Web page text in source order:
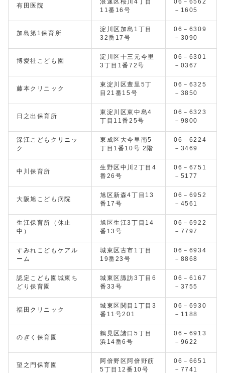
有田医院
浪速区桜川4丁目
11番16号
06－6562
－1605
加島第1保育所
淀川区加島1丁目
32番17号
06－6309
－3090
博愛社こども園
淀川区十三元今里
3丁目1番72号
06－6301
－0367
藤本クリニック
東淀川区豊里5丁
目21番15号
06－6325
－3850
日之出保育所
東淀川区東中島4
丁目11番25号
06－6323
－9800
深江こどもクリニッ
ク
東成区大今里南5
丁目1番10号 2階
06－6224
－3469
中川保育所
生野区中川2丁目4
番26号
06－6751
－5177
大阪旭こども病院
旭区新森4丁目13
番17号
06－6952
－4561
生江保育所（休止
中）
旭区生江3丁目14
番13号
06－6922
－7797
すみれこどもケアル
ーム
城東区古市1丁目
19番23号
06－6934
－8868
認定こども園城東ち
どり保育園
城東区諏訪3丁目6
番33号
06－6167
－3755
福田クリニック
城東区関目1丁目3
番11号201
06－6930
－1188
のぎく保育園
鶴見区諸口5丁目
浜14番6号
06－6913
－9622
望之門保育園
阿倍野区阿倍野筋
5丁目12番10号
06－6651
－7741